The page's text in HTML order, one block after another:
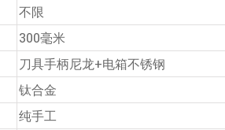
不限
300毫米
刀具手柄尼龙+电箱不锈钢
钛合金
纯手工